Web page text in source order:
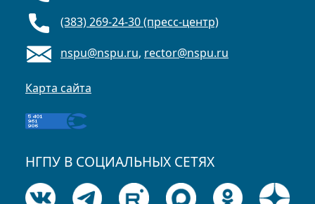
(383) 269-24-30 (пресс-центр)
nspu@nspu.ru, rector@nspu.ru
Карта сайта
НГПУ В СОЦИАЛЬНЫХ СЕТЯХ